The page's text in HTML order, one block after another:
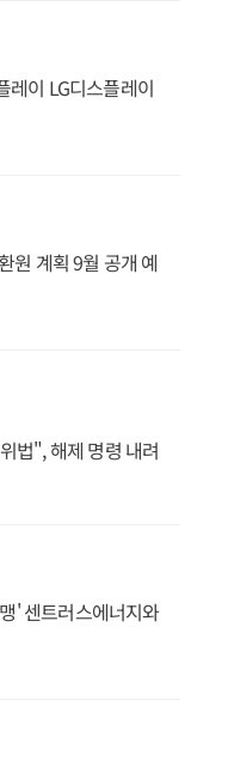
레이 LG디스플레이
원 계획 9월 공개 예
법", 해제 명령 내려
' 센트러스에너지와